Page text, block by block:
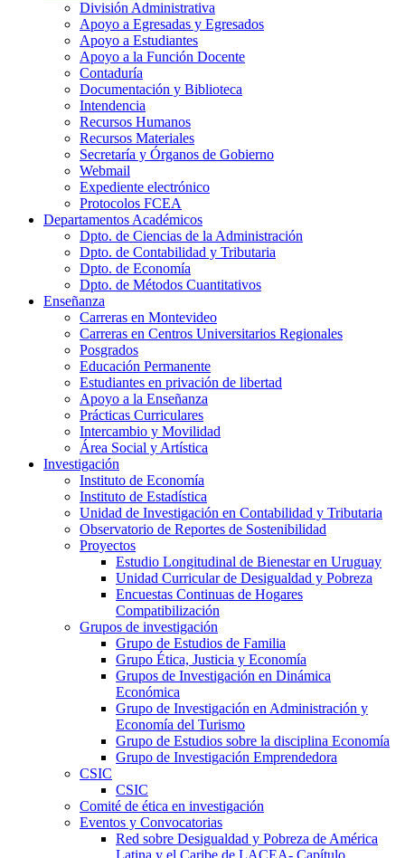
División Administrativa
Apoyo a Egresadas y Egresados
Apoyo a Estudiantes
Apoyo a la Función Docente
Contaduría
Documentación y Biblioteca
Intendencia
Recursos Humanos
Recursos Materiales
Secretaría y Órganos de Gobierno
Webmail
Expediente electrónico
Protocolos FCEA
Departamentos Académicos
Dpto. de Ciencias de la Administración
Dpto. de Contabilidad y Tributaria
Dpto. de Economía
Dpto. de Métodos Cuantitativos
Enseñanza
Carreras en Montevideo
Carreras en Centros Universitarios Regionales
Posgrados
Educación Permanente
Estudiantes en privación de libertad
Apoyo a la Enseñanza
Prácticas Curriculares
Intercambio y Movilidad
Área Social y Artística
Investigación
Instituto de Economía
Instituto de Estadística
Unidad de Investigación en Contabilidad y Tributaria
Observatorio de Reportes de Sostenibilidad
Proyectos
Estudio Longitudinal de Bienestar en Uruguay
Unidad Curricular de Desigualdad y Pobreza
Encuestas Continuas de Hogares
Compatibilización
Grupos de investigación
Grupo de Estudios de Familia
Grupo Ética, Justicia y Economía
Grupos de Investigación en Dinámica
Económica
Grupo de Investigación en Administración y
Economía del Turismo
Grupo de Estudios sobre la disciplina Economía
Grupo de Investigación Emprendedora
CSIC
CSIC
Comité de ética en investigación
Eventos y Convocatorias
Red sobre Desigualdad y Pobreza de América
Latina y el Caribe de LACEA- Capítulo